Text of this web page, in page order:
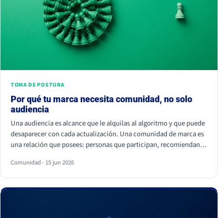
TOMA DE POSTURA
Por qué tu marca necesita comunidad, no solo
audiencia
Una audiencia es alcance que le alquilas al algoritmo y que puede
desaparecer con cada actualización. Una comunidad de marca es
una relación que posees: personas que participan, recomiendan y
comunidad sostiene el negocio cuando el alcance pagado falla.
Comunidad · 15 jun 2026